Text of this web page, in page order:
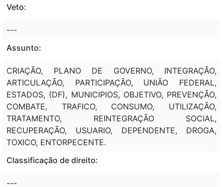
Veto:
---
Assunto:
CRIAÇÃO, PLANO DE GOVERNO, INTEGRAÇÃO,
ARTICULAÇÃO, PARTICIPAÇÃO, UNIÃO FEDERAL,
ESTADOS, (DF), MUNICIPIOS, OBJETIVO, PREVENÇÃO,
COMBATE, TRAFICO, CONSUMO, UTILIZAÇÃO,
TRATAMENTO, REINTEGRAÇÃO SOCIAL,
RECUPERAÇÃO, USUARIO, DEPENDENTE, DROGA,
TOXICO, ENTORPECENTE.
Classificação de direito:
---